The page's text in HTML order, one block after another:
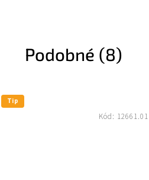
Podobné (8)
Tip
Kód: 12661.01